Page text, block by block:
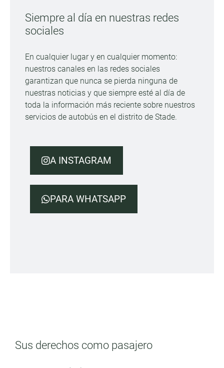
Siempre al día en nuestras redes
sociales
En cualquier lugar y en cualquier momento:
nuestros canales en las redes sociales
garantizan que nunca se pierda ninguna de
nuestras noticias y que siempre esté al día de
toda la información más reciente sobre nuestros
servicios de autobús en el distrito de Stade.
A INSTAGRAM
PARA WHATSAPP
Sus derechos como pasajero